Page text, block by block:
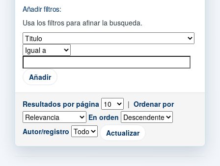
Añadir filtros:
Usa los filtros para afinar la busqueda.
Resultados por página | Ordenar por
En orden
Autor/registro